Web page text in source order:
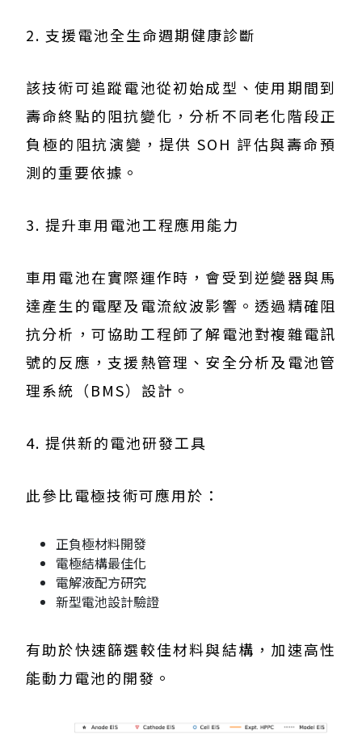
2. 支援電池全生命週期健康診斷
該技術可追蹤電池從初始成型、使用期間到
壽命終點的阻抗變化，分析不同老化階段正
負極的阻抗演變，提供 SOH 評估與壽命預
測的重要依據。
3. 提升車用電池工程應用能力
車用電池在實際運作時，會受到逆變器與馬
達產生的電壓及電流紋波影響。透過精確阻
抗分析，可協助工程師了解電池對複雜電訊
號的反應，支援熱管理、安全分析及電池管
理系統（BMS）設計。
4. 提供新的電池研發工具
此參比電極技術可應用於：
正負極材料開發
電極結構最佳化
電解液配方研究
新型電池設計驗證
有助於快速篩選較佳材料與結構，加速高性
能動力電池的開發。